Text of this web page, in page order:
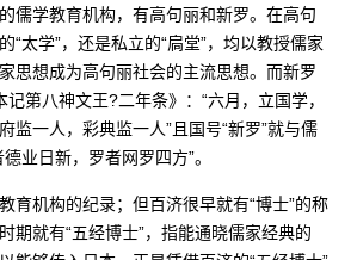
儒学教育机构，有高句丽和新罗。在高句
“太学”，还是私立的“扃堂”，均以教授儒家
思想成为高句丽社会的主流思想。而新罗
第八神文王?二年条》：“六月，立国学，
监一人，彩典监一人”且国号“新罗”就与儒
业日新，罗者网罗四方”。
育机构的纪录；但百济很早就有“博士”的称
期就有“五经博士”，指能通晓儒家经典的